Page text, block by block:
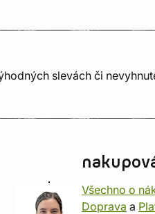
slevách či
Všechno o
Doprava a